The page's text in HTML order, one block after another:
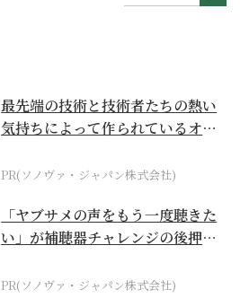
最先端の技術と技術者たちの熱い
気持ちによって作られているオー
PR(ソノヴァ・ジャパン株式会社)
「ヤブサメの声をもう一度聴きた
い」が補聴器チャレンジの後押し
PR(ソノヴァ・ジャパン株式会社)